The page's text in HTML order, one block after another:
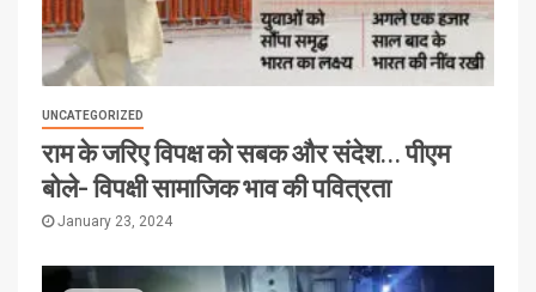
UNCATEGORIZED
राम के जरिए विपक्ष को सबक और संदेश… पीएम
बोले- विपक्षी सामाजिक भाव की पवित्रता
January 23, 2024